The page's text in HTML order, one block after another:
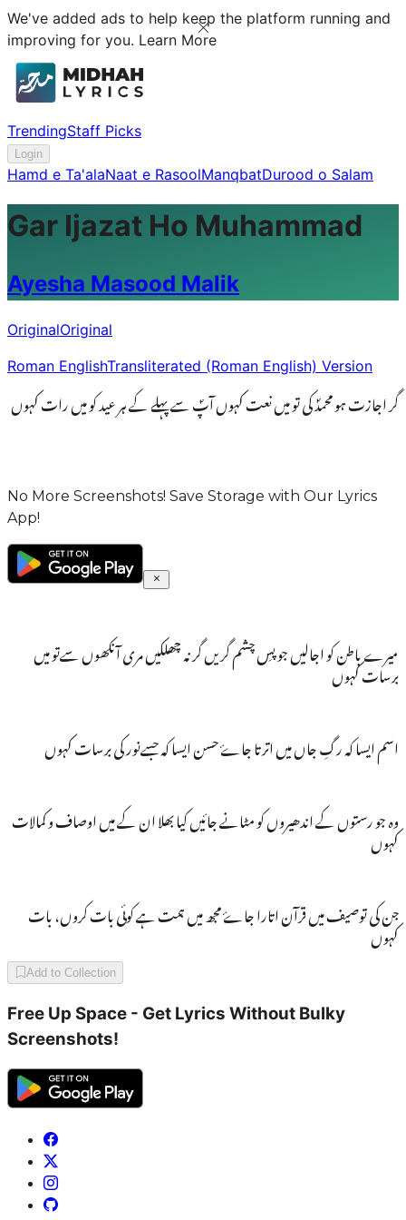
We've added ads to help keep the platform running and
improving for you. Learn More
TrendingStaff Picks
Login
Hamd e Ta'alaNaat e RasoolManqbatDurood o Salam
Gar Ijazat Ho Muhammad
Ayesha Masood Malik
OriginalOriginal
Roman EnglishTransliterated (Roman English) Version
گر اجازت ہو محمدؐ کی تو میں نعت کہوں آپؐ سے پہلے کے ہر عید کو میں رات کہوں
No More Screenshots! Save Storage with Our Lyrics
App!
میرے باطن کو اجالیں جو پسِ چشم گریں گر نہ چھلکیں مری آنکھوں سےتو میں
برسات کہوں
اسم ایسا کہ رگِ جاں میں اترتا جاۓ حسن ایسا کہ جسےنور کی برسات کہوں
وہ جو رستوں کے اندھیروں کو مٹانے جائیں کیا بھلا ان کے میں اوصاف و کمالات
کہوں
جن کی توصیف میں قرآن اتارا جاۓ مجھ میں ہمت ہے کوئی بات کروں، بات
کہوں
Add to Collection
Free Up Space - Get Lyrics Without Bulky
Screenshots!